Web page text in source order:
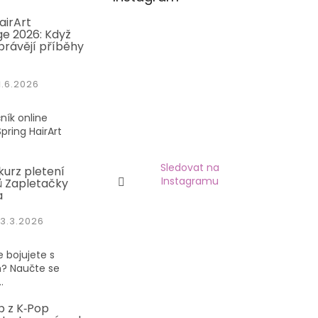
2026: Když
příběhy
online
HairArt
pletení
Zapletačky
bojujete s
Naučte se
z K‑Pop
Sledovat na
Instagramu